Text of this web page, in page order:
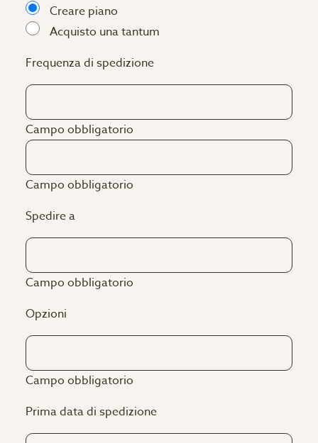
Creare piano
Acquisto una tantum
Frequenza di spedizione
Campo obbligatorio
Campo obbligatorio
Spedire a
Campo obbligatorio
Opzioni
Campo obbligatorio
Prima data di spedizione